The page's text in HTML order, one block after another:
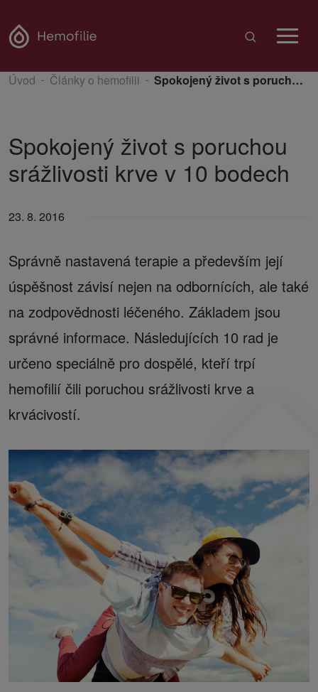
Úvod Články o hemofilii Spokojený život s poruchou srážlivosti krve v 10 bodech
Spokojený život s poruchou
srážlivosti krve v 10 bodech
23. 8. 2016
Správně nastavená terapie a především její
úspěšnost závisí nejen na odbornících, ale také
na zodpovědnosti léčeného. Základem jsou
správné informace. Následujících 10 rad je
určeno speciálně pro dospělé, kteří trpí
hemofilií čili poruchou srážlivosti krve a
krvácivostí.